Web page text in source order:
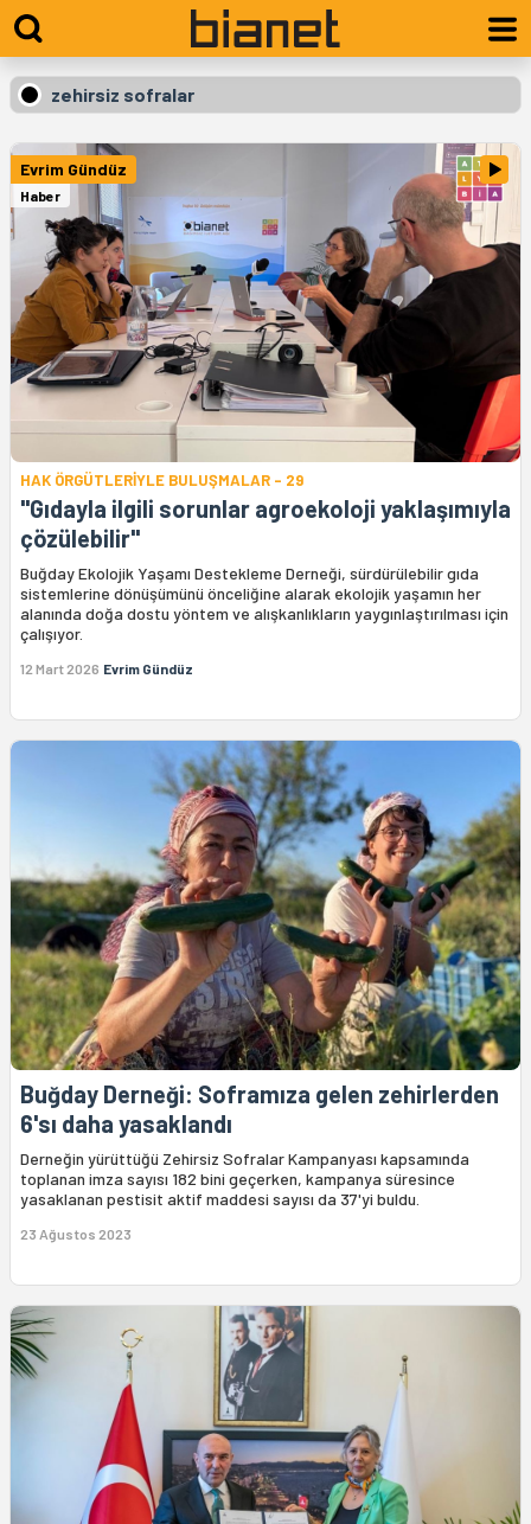
zehirsiz sofralar
Evrim Gündüz
Haber
HAK ÖRGÜTLERİYLE BULUŞMALAR - 29
"Gıdayla ilgili sorunlar agroekoloji yaklaşımıyla
çözülebilir"
Buğday Ekolojik Yaşamı Destekleme Derneği, sürdürülebilir gıda
sistemlerine dönüşümünü önceliğine alarak ekolojik yaşamın her
alanında doğa dostu yöntem ve alışkanlıkların yaygınlaştırılması için
çalışıyor.
12 Mart 2026 Evrim Gündüz
Buğday Derneği: Soframıza gelen zehirlerden
6'sı daha yasaklandı
Derneğin yürüttüğü Zehirsiz Sofralar Kampanyası kapsamında
toplanan imza sayısı 182 bini geçerken, kampanya süresince
yasaklanan pestisit aktif maddesi sayısı da 37'yi buldu.
23 Ağustos 2023